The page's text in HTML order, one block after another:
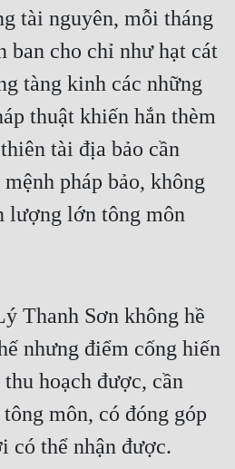
tài nguyên, mỗi tháng
ban cho chỉ như hạt cát
tàng kinh các những
thuật khiến hắn thèm
tài địa bảo cần
pháp bảo, không
lượng lớn tông môn
Thanh Sơn không hề
nhưng điểm cống hiến
hoạch được, cần
môn, có đóng góp
có thể nhận được.